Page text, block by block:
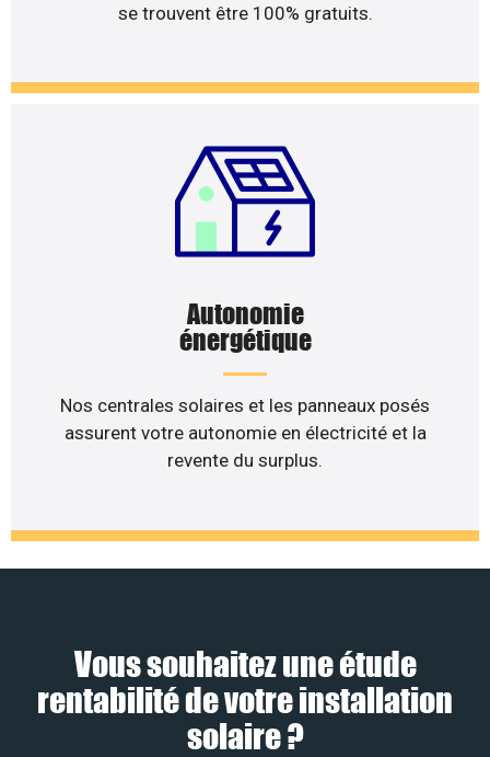
se trouvent être 100% gratuits.
Autonomie
énergétique
Nos centrales solaires et les panneaux posés
assurent votre autonomie en électricité et la
revente du surplus.
Vous souhaitez une étude
rentabilité de votre installation
solaire ?